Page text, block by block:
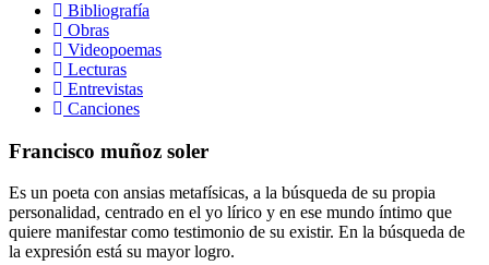
Bibliografía
Obras
Videopoemas
Lecturas
Entrevistas
Canciones
Francisco muñoz soler
Es un poeta con ansias metafísicas, a la búsqueda de su propia
personalidad, centrado en el yo lírico y en ese mundo íntimo que
quiere manifestar como testimonio de su existir. En la búsqueda de
la expresión está su mayor logro.